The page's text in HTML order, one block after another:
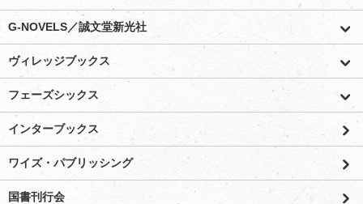
G-NOVELS／誠文堂新光社
ヴィレッジブックス
フェーズシックス
インターブックス
ワイズ・パブリッシング
国書刊行会